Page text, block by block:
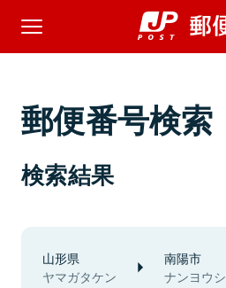
郵便番号検索
検索結果
山形県
ヤマガタケン
南陽市
ナンヨウシ